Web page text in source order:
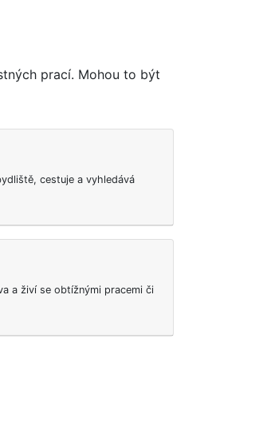
prací. Mohou to být
cestuje a vyhledává
a živí se obtížnými pracemi či